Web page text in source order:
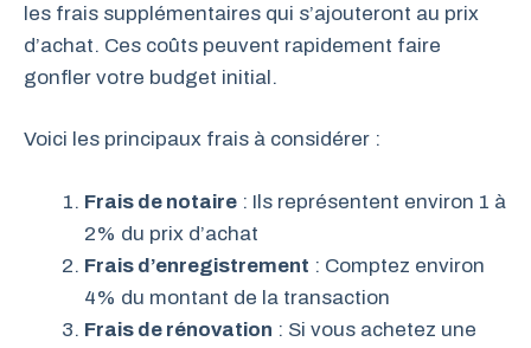
les frais supplémentaires qui s’ajouteront au prix
d’achat. Ces coûts peuvent rapidement faire
gonfler votre budget initial.
Voici les principaux frais à considérer :
Frais de notaire : Ils représentent environ 1 à
2% du prix d’achat
Frais d’enregistrement : Comptez environ
4% du montant de la transaction
Frais de rénovation : Si vous achetez une